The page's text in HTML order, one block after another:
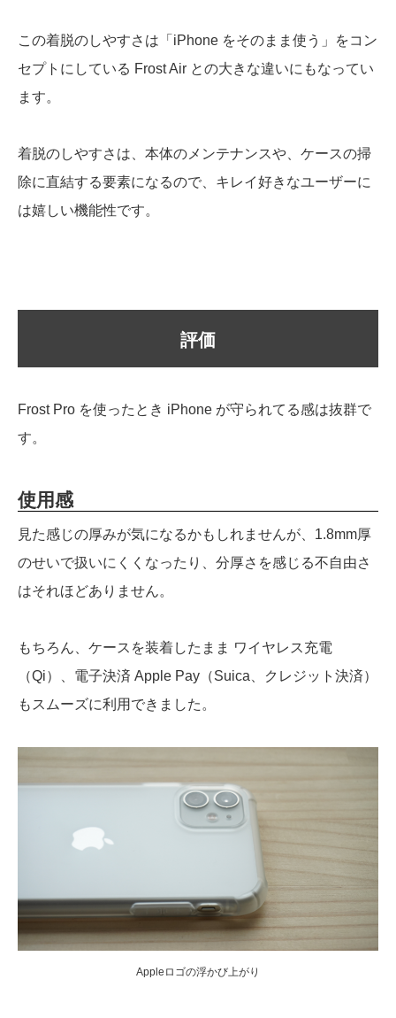
この着脱のしやすさは「iPhone をそのまま使う」をコン
セプトにしている Frost Air との大きな違いにもなってい
ます。
着脱のしやすさは、本体のメンテナンスや、ケースの掃
除に直結する要素になるので、キレイ好きなユーザーに
は嬉しい機能性です。
評価
Frost Pro を使ったとき iPhone が守られてる感は抜群で
す。
使用感
見た感じの厚みが気になるかもしれませんが、1.8mm厚
のせいで扱いにくくなったり、分厚さを感じる不自由さ
はそれほどありません。
もちろん、ケースを装着したまま ワイヤレス充電
（Qi）、電子決済 Apple Pay（Suica、クレジット決済）
もスムーズに利用できました。
Appleロゴの浮かび上がり